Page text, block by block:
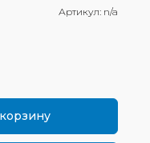
Артикул: n/a